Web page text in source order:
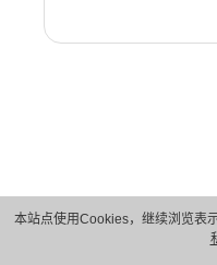
本站点使用Cookies，继续浏览表
版权所有 © 华为技术有限公司